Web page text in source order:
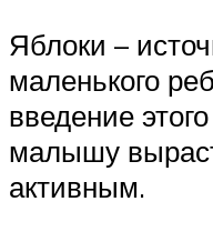
Яблоки –
маленького
введение
малышу
активным.